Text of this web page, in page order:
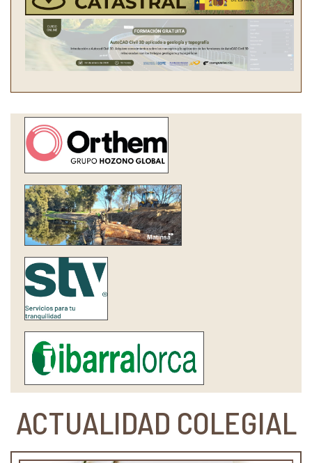
Federico
prevención
empieza por
el ciudadano.
Radio5 RNE
ACTUALIDAD COLEGIAL